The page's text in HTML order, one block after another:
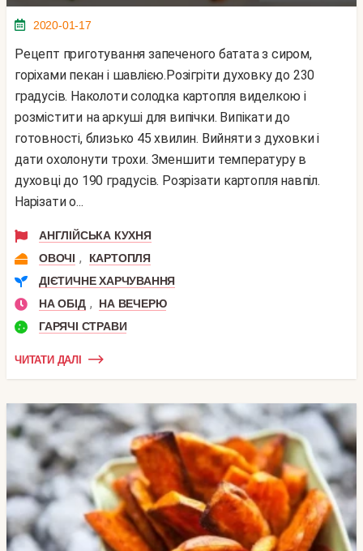
2020-01-17
Рецепт приготування запеченого батата з сиром,
горіхами пекан і шавлією.Розігріти духовку до 230
градусів. Наколоти солодка картопля виделкою і
розмістити на аркуші для випічки. Випікати до
готовності, близько 45 хвилин. Вийняти з духовки і
дати охолонути трохи. Зменшити температуру в
духовці до 190 градусів. Розрізати картопля навпіл.
Нарізати о...
АНГЛІЙСЬКА КУХНЯ
ОВОЧІ ,
КАРТОПЛЯ
ДІЄТИЧНЕ ХАРЧУВАННЯ
НА ОБІД ,
НА ВЕЧЕРЮ
ГАРЯЧІ СТРАВИ
ЧИТАТИ ДАЛІ